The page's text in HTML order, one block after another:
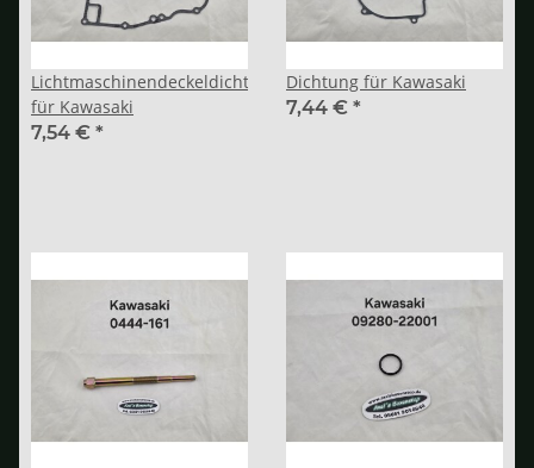
Lichtmaschinendeckeldichtung
für Kawasaki
7,54 € *
Dichtung für Kawasaki
7,44 € *